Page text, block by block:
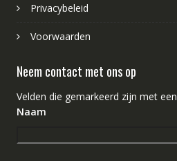
Privacybeleid
Voorwaarden
Neem contact met ons op
Velden die gemarkeerd zijn met een
Naam